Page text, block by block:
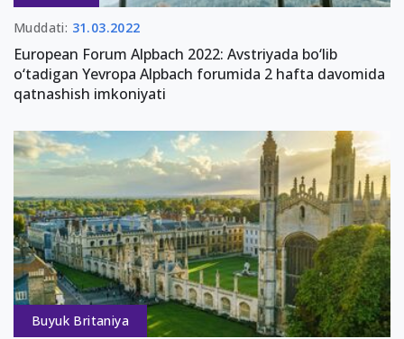
Muddati: 31.03.2022
European Forum Alpbach 2022: Avstriyada bo‘lib
o‘tadigan Yevropa Alpbach forumida 2 hafta davomida
qatnashish imkoniyati
Buyuk Britaniya